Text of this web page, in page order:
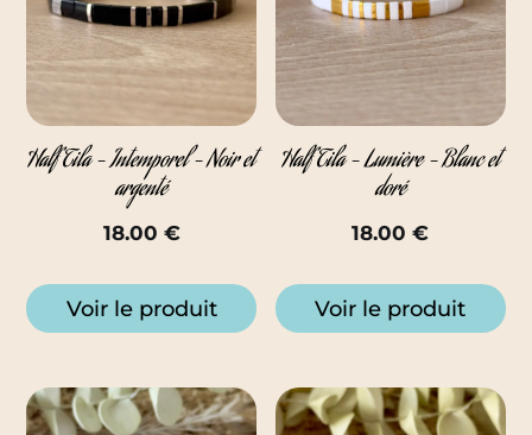
Half Tila – Intemporel – Noir et
argenté
18.00 €
Voir le produit
Half Tila – Lumière – Blanc et
doré
18.00€
Voir le produit